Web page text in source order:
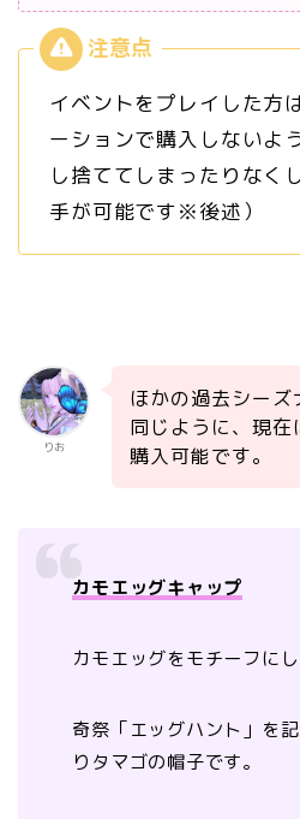
イベントをプレイした方
ーションで購入しないよ
し捨ててしまったりなく
手が可能です※後述）
りお
ほかの過去シーズ
同じように、現在
購入可能です。
カモエッグキャップ
カモエッグをモチーフに
奇祭「エッグハント」を
りタマゴの帽子です。